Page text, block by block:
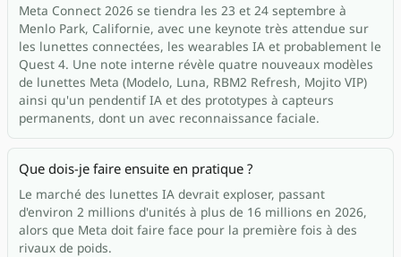
Meta Connect 2026 se tiendra les 23 et 24 septembre à
Menlo Park, Californie, avec une keynote très attendue sur
les lunettes connectées, les wearables IA et probablement le
Quest 4. Une note interne révèle quatre nouveaux modèles
de lunettes Meta (Modelo, Luna, RBM2 Refresh, Mojito VIP)
ainsi qu'un pendentif IA et des prototypes à capteurs
permanents, dont un avec reconnaissance faciale.
Que dois-je faire ensuite en pratique ?
Le marché des lunettes IA devrait exploser, passant
d'environ 2 millions d'unités à plus de 16 millions en 2026,
alors que Meta doit faire face pour la première fois à des
rivaux de poids.